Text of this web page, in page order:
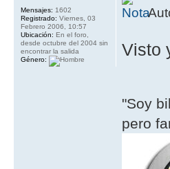
Visto
"Soy
pero
Mensajes: 1602
Registrado: Viernes, 03
Febrero 2006, 10:57
Ubicación: En el foro,
desde octubre del 2004 sin
encontrar la salida
Género: